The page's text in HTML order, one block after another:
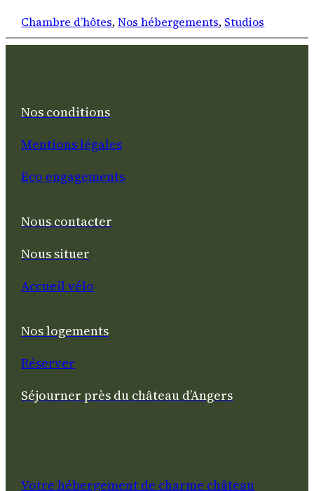
Chambre d’hôtes, Nos hébergements, Studios
Nos conditions
Mentions légales
Eco engagements
Nous contacter
Nous situer
Accueil vélo
Nos logements
Réserver
Séjourner près du château d’Angers
Votre hébergement de charme château